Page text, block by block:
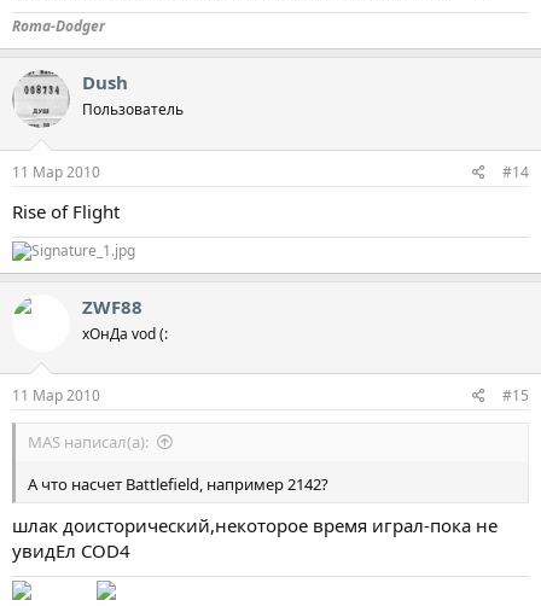
Roma-Dodger
Dush
Пользователь
11 Мар 2010 #14
Rise of Flight
ZWF88
хОнДа vod (:
11 Мар 2010 #15
MAS написал(а):
А что насчет Battlefield, например 2142?
шлак доисторический,некоторое время играл-пока не
увидЕл COD4